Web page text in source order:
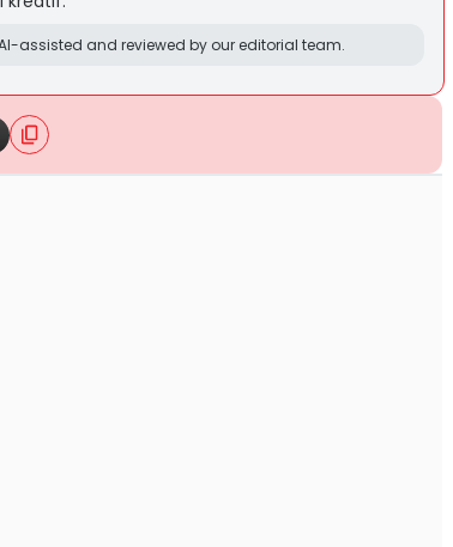
assisted and reviewed by our editorial team.